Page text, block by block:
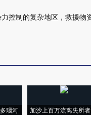
控制的复杂地区，救援物
瑙河
加沙上百万流离失所